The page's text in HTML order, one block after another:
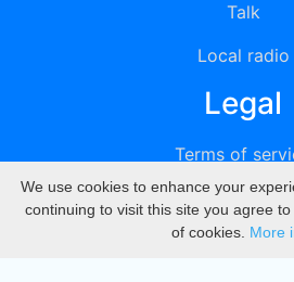
Talk
Local radio
Legal
Terms of
Privacy
DMCA
We use cookies to enhance your
continuing to visit this site you agree
of cookies. More